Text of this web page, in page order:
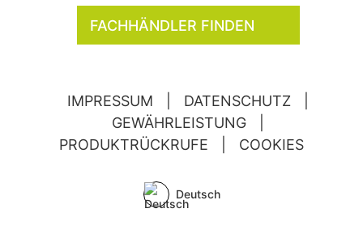
FACHHÄNDLER FINDEN
IMPRESSUM DATENSCHUTZ
GEWÄHRLEISTUNG
PRODUKTRÜCKRUFE
COOKIES
Deutsch